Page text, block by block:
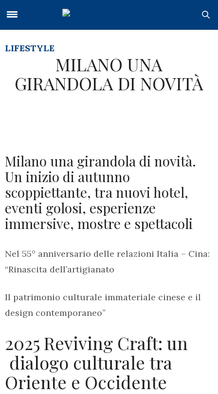
LIFESTYLE
MILANO UNA
GIRANDOLA DI NOVITÀ
Milano una girandola di novità.
Un inizio di autunno
scoppiettante, tra nuovi hotel,
eventi golosi, esperienze
immersive, mostre e spettacoli
Nel 55° anniversario delle relazioni Italia – Cina:
“Rinascita dell’artigianato
Il patrimonio culturale immateriale cinese e il
design contemporaneo”
2025 Reviving Craft: un
dialogo culturale tra
Oriente e Occidente